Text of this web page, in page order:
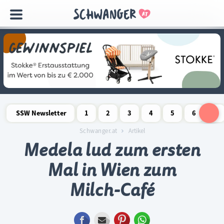
überspringen
SSW Newsletter
1
Schwangerschaftswoche
2
Schwangerschaftswoche
3
Schwangerschaftswoche
4
Schwangerschaftswoche
5
Schwangerschaftswoche
6
Schwanger.at Artikel
Medela lud zum ersten
Mal in Wien zum
Milch-Café
Facebook
E-mail Pinterest